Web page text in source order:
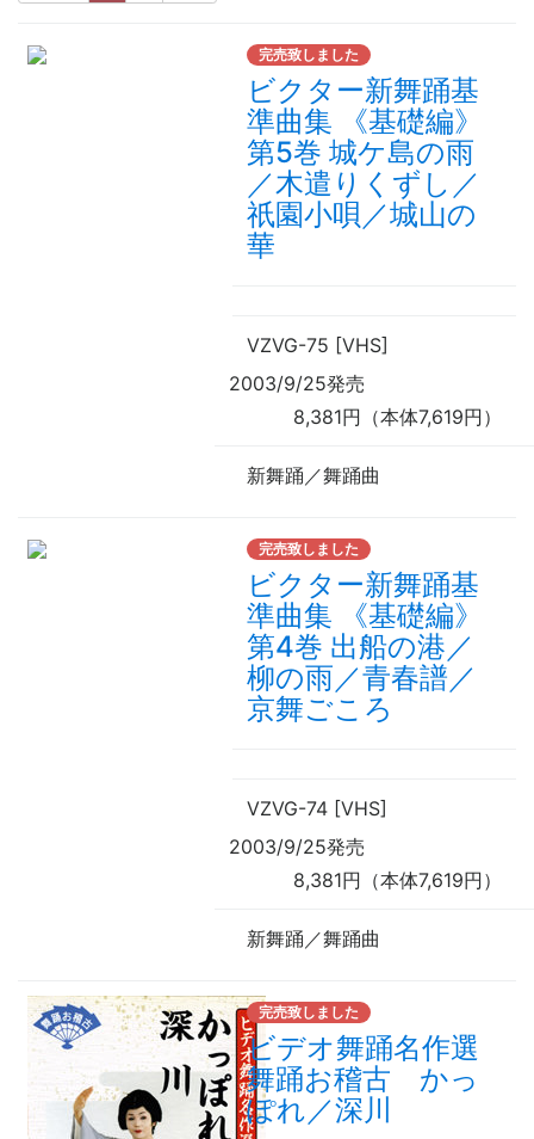
完売致しました
ビクター新舞踊基
準曲集 《基礎編》
第5巻 城ケ島の雨
／木遣りくずし／
祇園小唄／城山の
華
VZVG-75 [VHS]
2003/9/25発売
8,381円（本体7,619円）
新舞踊／舞踊曲
完売致しました
ビクター新舞踊基
準曲集 《基礎編》
第4巻 出船の港／
柳の雨／青春譜／
京舞ごころ
VZVG-74 [VHS]
2003/9/25発売
8,381円（本体7,619円）
新舞踊／舞踊曲
完売致しました
ビデオ舞踊名作選
舞踊お稽古 かっ
ぽれ／深川